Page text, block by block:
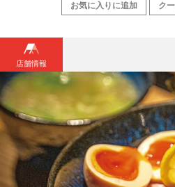
お気に入りに追加 ク
店舗情報